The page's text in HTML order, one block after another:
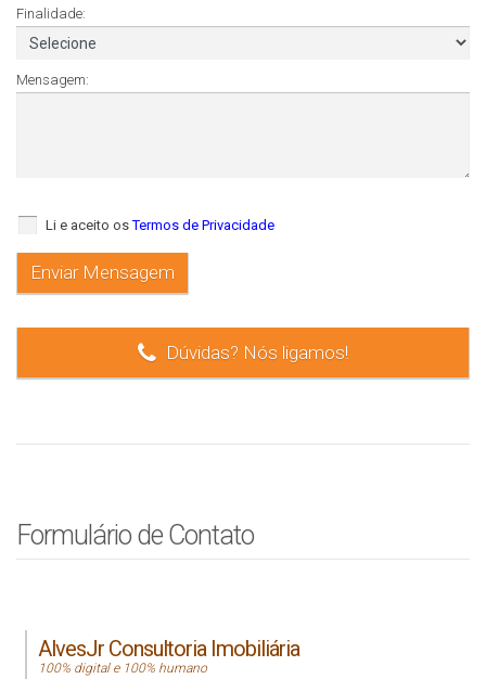
Finalidade:
Mensagem:
Li e aceito os Termos de Privacidade
Dúvidas? Nós ligamos!
Formulário de Contato
AlvesJr Consultoria Imobiliária
100% digital e 100% humano